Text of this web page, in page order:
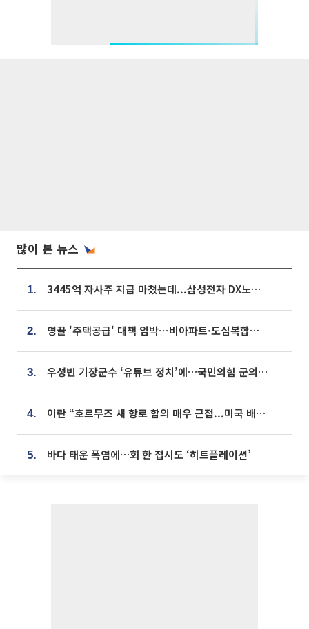
많이 본 뉴스
1. 3445억 자사주 지급 마쳤는데...삼성전자 DX노조, 뒤늦은 '떼쓰기 집회'
2. 영끌 '주택공급' 대책 임박⋯비아파트·도심복합까지 총동원
3. 우성빈 기장군수 ‘유튜브 정치’에…국민의힘 군의원들 집단 반발
4. 이란 “호르무즈 새 항로 합의 매우 근접...미국 배상 먼저”
5. 바다 태운 폭염에…회 한 접시도 ‘히트플레이션’